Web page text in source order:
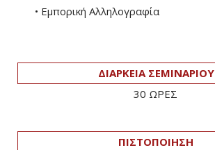
• Εμπορική Αλληλογραφία
ΔΙΑΡΚΕΙΑ ΣΕΜΙΝΑΡΙΟΥ
30 ΩΡΕΣ
ΠΙΣΤΟΠΟΙΗΣΗ